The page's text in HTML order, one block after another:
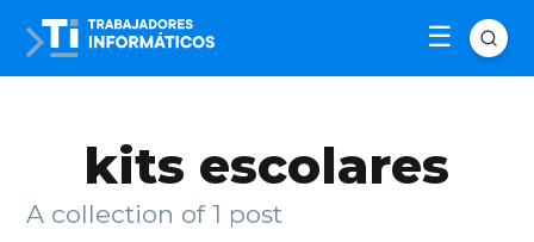
kits escolares
A collection of 1 post